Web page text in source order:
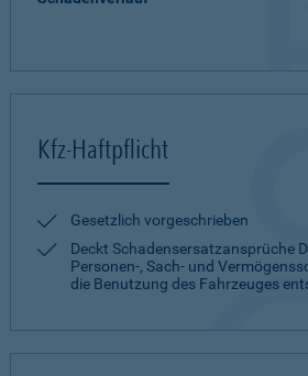
Kfz-Haftpflicht
Gesetzlich vorgeschrieben
Deckt Schadensersatzansprüche
Personen-, Sach- und
die Benutzung des Fahrzeuges